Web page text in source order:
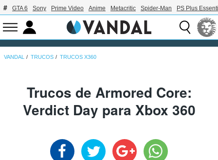
GTA 6 Sony Prime Video Anime Metacritic Spider-Man PS Plus
VANDAL TRUCOS TRUCOS X360
Trucos de Armored Core:
Verdict Day para Xbox 360